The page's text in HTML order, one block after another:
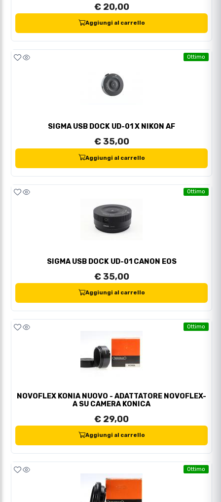
€ 20,00
Aggiungi al carrello
Ottimo
SIGMA USB DOCK UD-01 X NIKON AF
€ 35,00
Aggiungi al carrello
Ottimo
SIGMA USB DOCK UD-01 CANON EOS
€ 35,00
Aggiungi al carrello
Ottimo
NOVOFLEX KONIA NUOVO - ADATTATORE NOVOFLEX-
A SU CAMERA KONICA
€ 29,00
Aggiungi al carrello
Ottimo